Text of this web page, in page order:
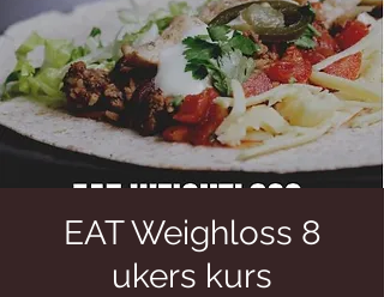
EAT Weighloss 8
ukers kurs